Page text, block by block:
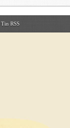
Tin RSS